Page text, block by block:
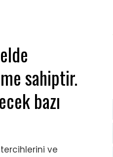
sahiptir.
bazı
ve